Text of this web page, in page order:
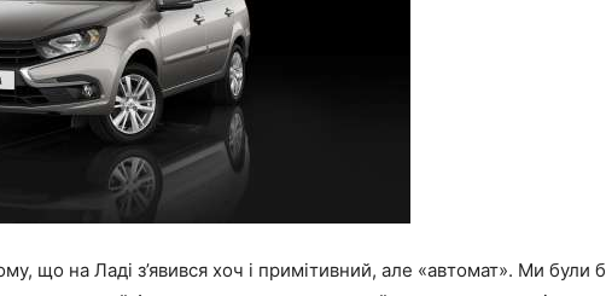
що на Ладі з’явився хоч і примітивний, але «автомат». Ми були б